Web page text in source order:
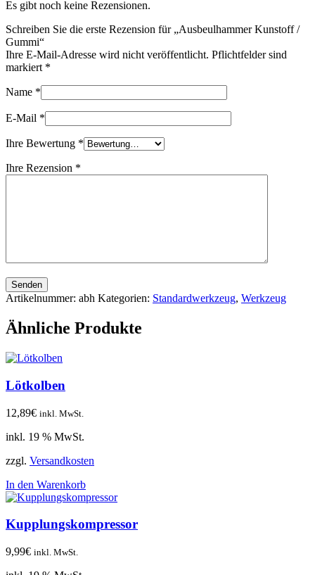
Es gibt noch keine Rezensionen.
Schreiben Sie die erste Rezension für „Ausbeulhammer Kunstoff /
Gummi“
Ihre E-Mail-Adresse wird nicht veröffentlicht. Pflichtfelder sind
markiert *
Name *
E-Mail *
Ihre Bewertung *
Ihre Rezension *
Senden
Artikelnummer: abh Kategorien: Standardwerkzeug, Werkzeug
Ähnliche Produkte
Lötkolben
12,89€ inkl. MwSt.
inkl. 19 % MwSt.
zzgl. Versandkosten
In den Warenkorb
Kupplungskompressor
9,99€ inkl. MwSt.